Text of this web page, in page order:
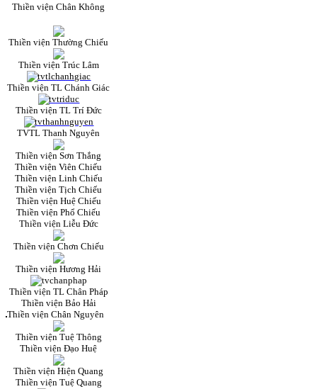
Thiền viện Chân Không
Thiền viện Thường Chiếu
Thiền viện Trúc Lâm
Thiền viện TL Chánh Giác
Thiền viện TL Trí Đức
TVTL Thanh Nguyên
Thiền viện Sơn Thắng
Thiền viện Viên Chiếu
Thiền viện Linh Chiếu
Thiền viện Tịch Chiếu
Thiền viện Huệ Chiếu
Thiền viện Phổ Chiếu
Thiền viện Liễu Đức
Thiền viện Chơn Chiếu
Thiền viện Hương Hải
Thiền viện TL Chân Pháp
Thiền viện Bảo Hải
Thiền viện Chân Nguyên
Thiền viện Tuệ Thông
Thiền viện Đạo Huệ
Thiền viện Hiện Quang
Thiền viện Tuệ Quang